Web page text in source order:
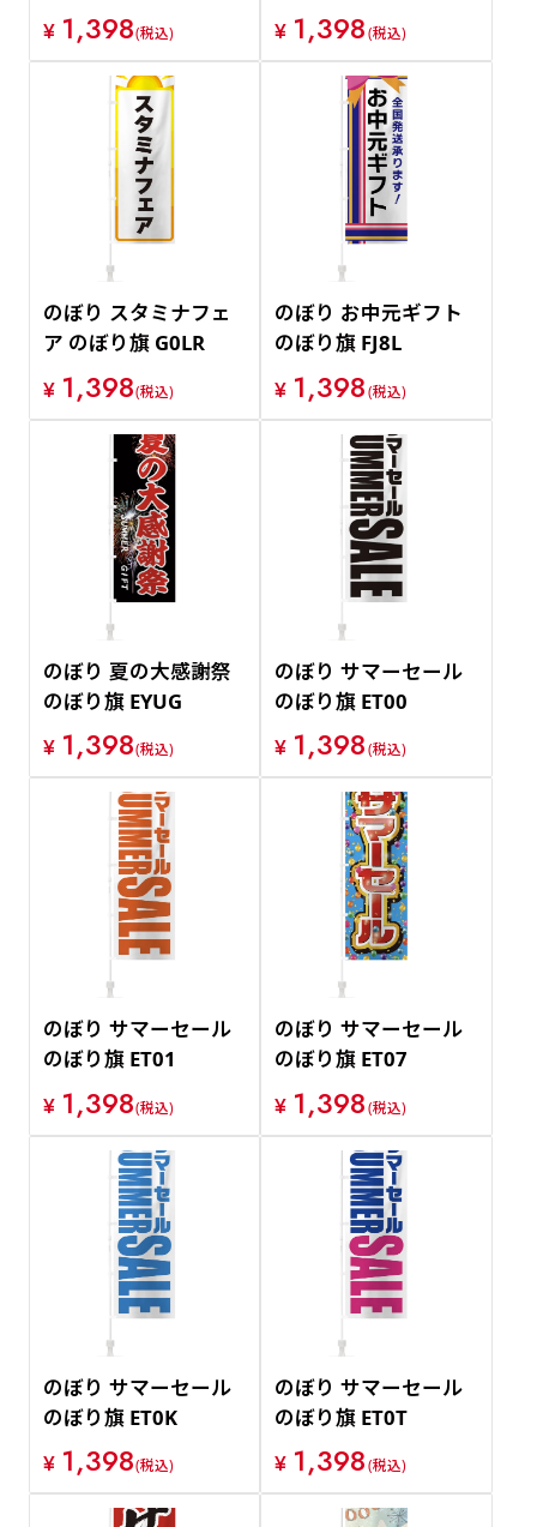
¥ 1,398(税込) ¥ 1,398(税込)
のぼり スタミナフェ
ア のぼり旗 G0LR
¥ 1,398(税込)
のぼり お中元ギフト
のぼり旗 FJ8L
¥ 1,398(税込)
のぼり 夏の大感謝祭
のぼり旗 EYUG
¥ 1,398(税込)
のぼり サマーセール
のぼり旗 ET00
¥ 1,398(税込)
のぼり サマーセール
のぼり旗 ET01
¥ 1,398(税込)
のぼり サマーセール
のぼり旗 ET07
¥ 1,398(税込)
のぼり サマーセール
のぼり旗 ET0K
¥ 1,398(税込)
のぼり サマーセール
のぼり旗 ET0T
¥ 1,398(税込)